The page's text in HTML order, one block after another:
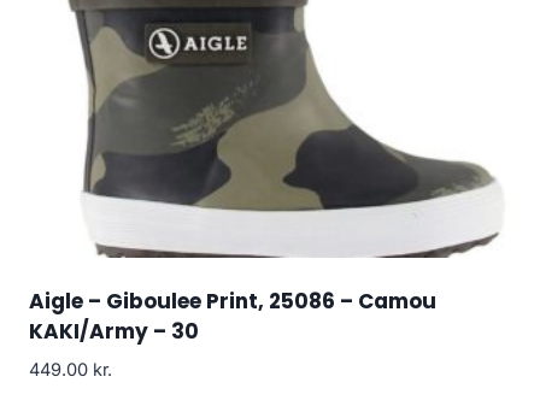
Aigle – Giboulee Print, 25086 – Camou
KAKI/Army – 30
449.00 kr.